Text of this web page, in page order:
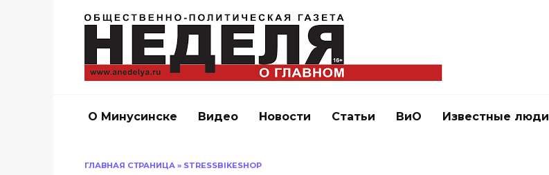
О Минусинске Видео Новости Статьи ВиО Известные люди
ГЛАВНАЯ СТРАНИЦА » STRESSBIKESHOP